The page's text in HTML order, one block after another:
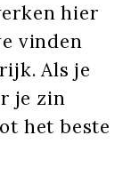
hier
vinden
Als je
je zin
het beste